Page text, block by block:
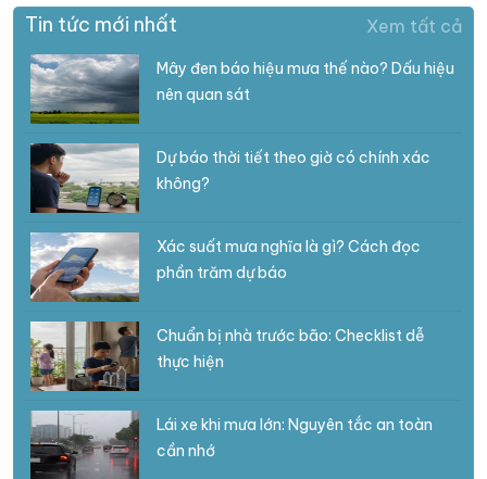
Tin tức mới nhất Xem tất cả
Mây đen báo hiệu mưa thế nào? Dấu hiệu
nên quan sát
Dự báo thời tiết theo giờ có chính xác
không?
Xác suất mưa nghĩa là gì? Cách đọc
phần trăm dự báo
Chuẩn bị nhà trước bão: Checklist dễ
thực hiện
Lái xe khi mưa lớn: Nguyên tắc an toàn
cần nhớ